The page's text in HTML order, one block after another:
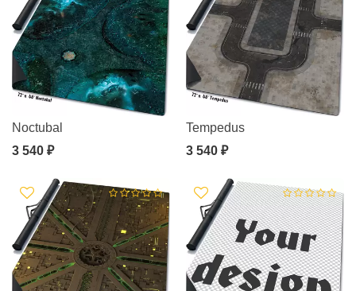
Noctubal
3 540 ₽
Tempedus
3 540 ₽